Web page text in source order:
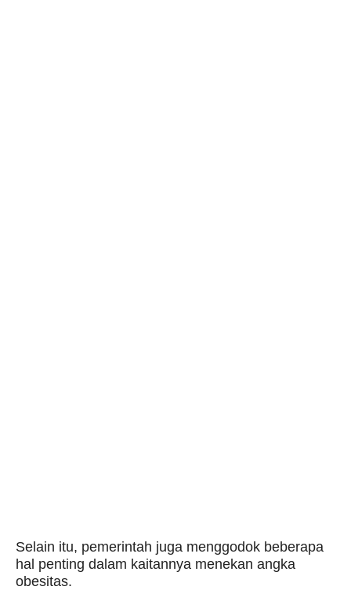
Selain itu, pemerintah juga menggodok beberapa
hal penting dalam kaitannya menekan angka
obesitas.